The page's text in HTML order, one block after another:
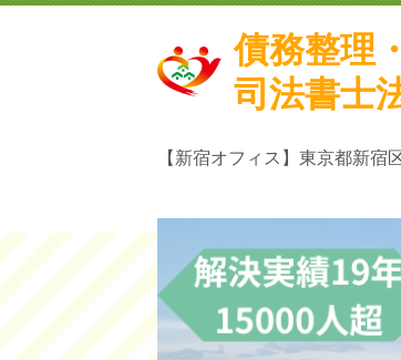
債務整理
司法書士
【新宿オフィス】東京都新宿